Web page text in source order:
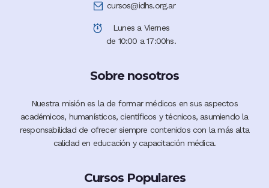
cursos@idhs.org.ar
Lunes a Viernes
de 10:00 a 17:00hs.
Sobre nosotros
Nuestra misión es la de formar médicos en sus aspectos
académicos, humanísticos, científicos y técnicos, asumiendo la
responsabilidad de ofrecer siempre contenidos con la más alta
calidad en educación y capacitación médica.
Cursos Populares